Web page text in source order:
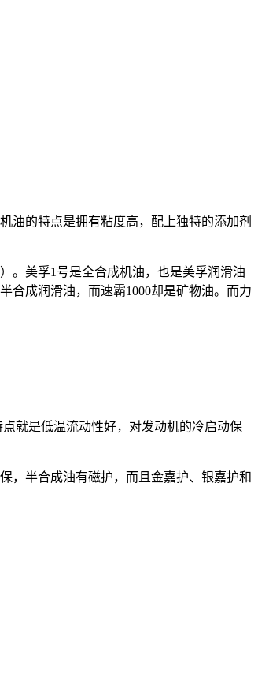
油的特点是拥有粘度高，配上独特的添加剂
。美孚1号是全合成机油，也是美孚润滑油
合成润滑油，而速霸1000却是矿物油。而力
就是低温流动性好，对发动机的冷启动保
，半合成油有磁护，而且金嘉护、银嘉护和